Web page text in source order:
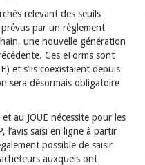
relevant des seuils
par un règlement
une nouvelle génération
Ces eForms sont
et s’ils coexistaient depuis
sera désormais obligatoire
au JOUE nécessite pour les
l’avis saisi en ligne à partir
possible de saisir
auxquels ont